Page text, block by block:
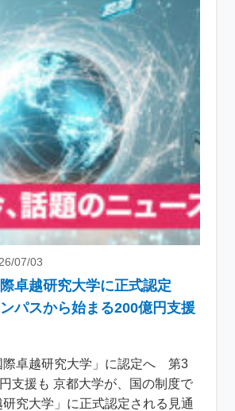
07/03
卓越研究大学に正式認定
パスから始まる200億円支援
際卓越研究大学」に認定へ 第3
支援も 京都大学が、国の制度で
究大学」に正式認定される見通